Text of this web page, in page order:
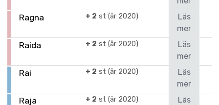
Ragna + 2 st (år 2020)
Läs
mer
Raida + 2 st (år 2020)
Läs
mer
Rai + 2 st (år 2020)
Läs
mer
Raja + 2 st (år 2020)
Läs